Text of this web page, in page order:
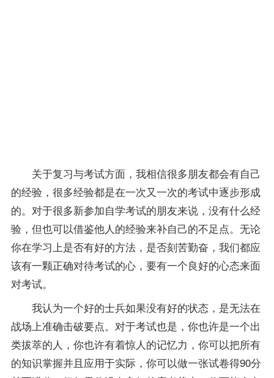
关于复习与考试方面，我相信很多朋友都会有自己
的经验，很多经验都是在一次又一次的考试中逐步形成
的。对于很多新参加自学考试的朋友来说，没有什么经
验，但也可以借鉴他人的经验来补自己的不足点。无论
你在学习上是否有好的方法，是否刻苦勤奋，我们都应
该有一颗正确对待考试的心，要有一个良好的心态来面
对考试。
我认为一个好的士兵如果没有好的状态，是无法在
战场上准确击破要点。对于考试也是，你也许是一个出
类拔萃的人，你也许有着惊人的记忆力，你可以把所有
的知识掌握并且应用于实际，你可以做一张试卷得90分